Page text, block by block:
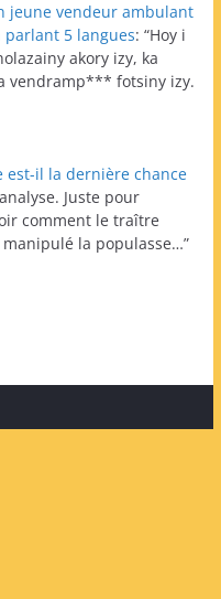
jeune vendeur ambulant
5 langues: “Hoy i
akory izy, ka
vendramp*** fotsiny izy.
est-il la dernière chance
Juste pour
comment le traître
la populasse…”